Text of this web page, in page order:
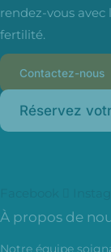
rendez-vous avec
fertilité.
Contactez-nous
Réservez
À propos de
Notre équipe